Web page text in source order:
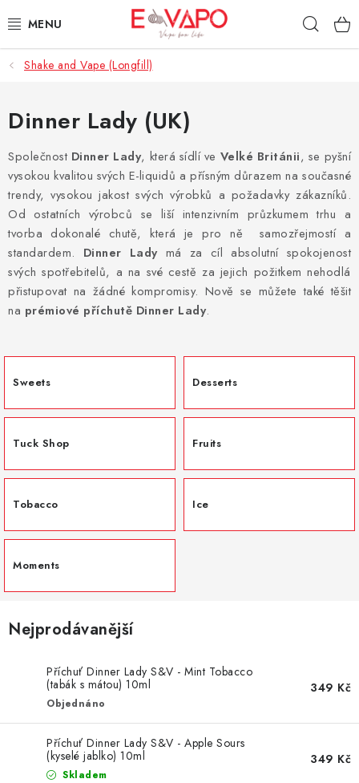
na
3D TISK
TIPY ZA DOBROU CENU
AROMATA A PŘÍCHUTĚ
BÁZE
E-LIQUIDY
E-CIGARETY
NIKOTINOVÉ SÁČKY
DÁRKOVÉ VOUCHERY
DIY
GRIPY & MODY
JEDNORÁZOVÉ A DOBÍJECÍ E-CIGARETY
ZNAČKY
Vše o nákupu Jak reklamovat či vrátit zboží
Kontakty
Prodejny Volná místa
Shake and Vape (Longfill)
Dinner Lady (UK)
Společnost Dinner Lady, která sídlí ve Velké Británii, se pyšní
vysokou kvalitou svých E-liquidů a přísným důrazem na současné
trendy, vysokou jakost svých výrobků a požadavky zákazníků.
Od ostatních výrobců se liší intenzivním průzkumem trhu a
tvorba dokonalé chutě, která je pro ně samozřejmostí a
standardem. Dinner Lady má za cíl absolutní spokojenost
svých spotřebitelů, a na své cestě za jejich požitkem nehodlá
přistupovat na žádné kompromisy. Nově se můžete také těšit
na prémiové příchutě Dinner Lady.
Sweets Desserts
Tuck Shop Fruits
Tobacco Ice
Moments
Nejprodávanější
Příchuť Dinner Lady S&V - Mint Tobacco
(tabák s mátou) 10ml
Objednáno
349 Kč
Příchuť Dinner Lady S&V - Apple Sours
(kyselé jablko) 10ml
Skladem
349 Kč